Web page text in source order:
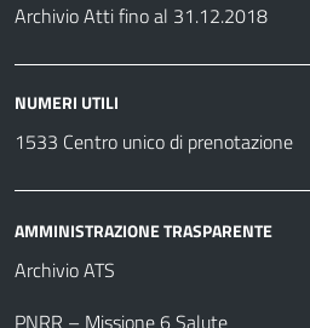
Archivio Atti fino al 31.12.2018
NUMERI UTILI
1533 Centro unico di prenotazione
AMMINISTRAZIONE TRASPARENTE
Archivio ATS
PNRR – Missione 6 Salute